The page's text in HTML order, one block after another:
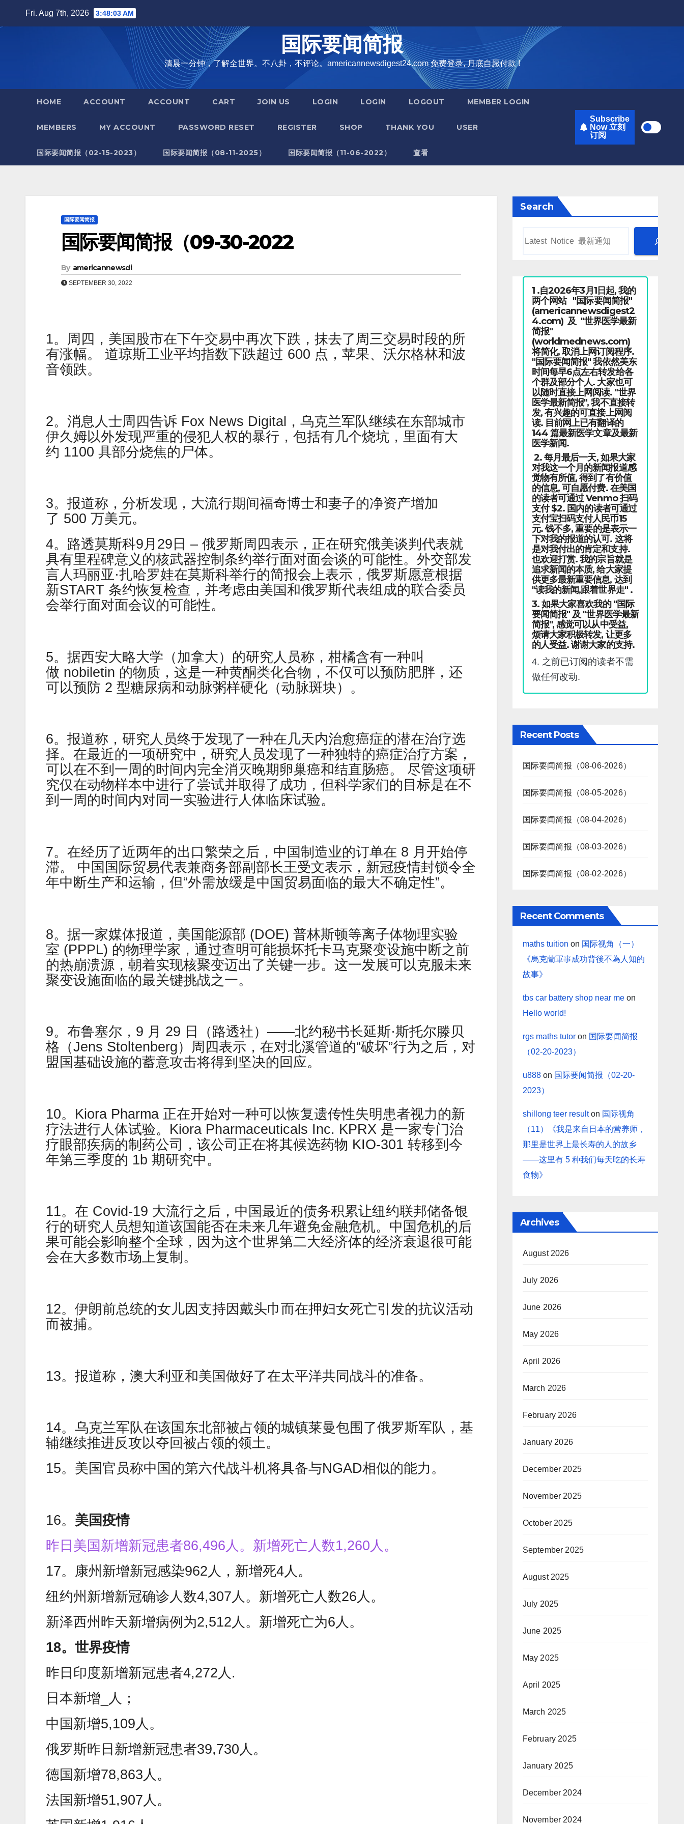
Fri. Aug 7th, 2026 3:48:04 AM
国际要闻简报
清晨一分钟，了解全世界。不八卦，不评论。americannewsdigest24.com 免费登录, 月底自愿付款 !
HOME ACCOUNT ACCOUNT CART JOIN US LOGIN LOGIN LOGOUT MEMBER LOGIN
MEMBERS MY ACCOUNT PASSWORD RESET REGISTER SHOP THANK YOU USER
国际要闻简报（02-15-2023） 国际要闻简报（08-11-2025） 国际要闻简报（11-06-2022） 查看
Subscribe
Now 立刻
订阅
国际要闻简报
国际要闻简报（09-30-2022
By americannewsdi
SEPTEMBER 30, 2022
1。周四，美国股市在下午交易中再次下跌，抹去了周三交易时段的所
有涨幅。 道琼斯工业平均指数下跌超过 600 点，苹果、沃尔格林和波
音领跌。
2。消息人士周四告诉 Fox News Digital，乌克兰军队继续在东部城市
伊久姆以外发现严重的侵犯人权的暴行，包括有几个烧坑，里面有大
约 1100 具部分烧焦的尸体。
3。报道称，分析发现，大流行期间福奇博士和妻子的净资产增加
了 500 万美元。
4。路透莫斯科9月29日 – 俄罗斯周四表示，正在研究俄美谈判代表就
具有里程碑意义的核武器控制条约举行面对面会谈的可能性。外交部发
言人玛丽亚·扎哈罗娃在莫斯科举行的简报会上表示，俄罗斯愿意根据
新START 条约恢复检查，并考虑由美国和俄罗斯代表组成的联合委员
会举行面对面会议的可能性。
5。据西安大略大学（加拿大）的研究人员称，柑橘含有一种叫
做 nobiletin 的物质，这是一种黄酮类化合物，不仅可以预防肥胖，还
可以预防 2 型糖尿病和动脉粥样硬化（动脉斑块）。
6。报道称，研究人员终于发现了一种在几天内治愈癌症的潜在治疗选
择。在最近的一项研究中，研究人员发现了一种独特的癌症治疗方案，
可以在不到一周的时间内完全消灭晚期卵巢癌和结直肠癌。 尽管这项研
究仅在动物样本中进行了尝试并取得了成功，但科学家们的目标是在不
到一周的时间内对同一实验进行人体临床试验。
7。在经历了近两年的出口繁荣之后，中国制造业的订单在 8 月开始停
滞。 中国国际贸易代表兼商务部副部长王受文表示，新冠疫情封锁令全
年中断生产和运输，但“外需放缓是中国贸易面临的最大不确定性”。
8。据一家媒体报道，美国能源部 (DOE) 普林斯顿等离子体物理实验
室 (PPPL) 的物理学家，通过查明可能损坏托卡马克聚变设施中断之前
的热崩溃源，朝着实现核聚变迈出了关键一步。这一发展可以克服未来
聚变设施面临的最关键挑战之一。
9。布鲁塞尔，9 月 29 日（路透社）——北约秘书长延斯·斯托尔滕贝
格（Jens Stoltenberg）周四表示，在对北溪管道的“破坏”行为之后，对
盟国基础设施的蓄意攻击将得到坚决的回应。
10。Kiora Pharma 正在开始对一种可以恢复遗传性失明患者视力的新
疗法进行人体试验。Kiora Pharmaceuticals Inc. KPRX 是一家专门治
疗眼部疾病的制药公司，该公司正在将其候选药物 KIO-301 转移到今
年第三季度的 1b 期研究中。
11。在 Covid-19 大流行之后，中国最近的债务积累让纽约联邦储备银
行的研究人员想知道该国能否在未来几年避免金融危机。中国危机的后
果可能会影响整个全球，因为这个世界第二大经济体的经济衰退很可能
会在大多数市场上复制。
12。伊朗前总统的女儿因支持因戴头巾而在押妇女死亡引发的抗议活动
而被捕。
13。报道称，澳大利亚和美国做好了在太平洋共同战斗的准备。
14。乌克兰军队在该国东北部被占领的城镇莱曼包围了俄罗斯军队，基
辅继续推进反攻以夺回被占领的领土。
15。美国官员称中国的第六代战斗机将具备与NGAD相似的能力。
16。 美国疫情
昨日美国新增新冠患者86,496人。新增死亡人数1,260人。
17。康州新增新冠感染962人，新增死4人。
纽约州新增新冠确诊人数4,307人。新增死亡人数26人。
新泽西州昨天新增病例为2,512人。新增死亡为6人。
18。世界疫情
昨日印度新增新冠患者4,272人.
日本新增_人；
中国新增5,109人。
俄罗斯昨日新增新冠患者39,730人。
德国新增78,863人。
法国新增51,907人。
Search
1 .自2026年3月1日起, 我的
两个网站 "国际要闻简报"
(americannewsdigest2
4.com) 及 "世界医学最新
简报"
(worldmednews.com)
将简化, 取消上网订阅程序.
"国际要闻简报" 我依然美东
时间每早6点左右转发给各
个群及部分个人. 大家也可
以随时直接上网阅读. "世界
医学最新简报", 我不直接转
发, 有兴趣的可直接上网阅
读. 目前网上已有翻译的
144 篇最新医学文章及最新
医学新闻.
2. 每月最后一天, 如果大家
对我这一个月的新闻报道感
觉物有所值, 得到了有价值
的信息, 可自愿付费. 在美国
的读者可通过 Venmo 扫码
支付 $2. 国内的读者可通过
支付宝扫码支付人民币15
元. 钱不多, 重要的是表示一
下对我的报道的认可. 这将
是对我付出的肯定和支持.
也欢迎打赏. 我的宗旨就是
追求新闻的本质, 给大家提
供更多最新重要信息, 达到
"读我的新闻,跟着世界走" .
3. 如果大家喜欢我的 "国际
要闻简报" 及 "世界医学最新
简报", 感觉可以从中受益,
烦请大家积极转发, 让更多
的人受益. 谢谢大家的支持.
4. 之前已订阅的读者不需
做任何改动.
Recent Posts
国际要闻简报（08-06-2026）
国际要闻简报（08-05-2026）
国际要闻简报（08-04-2026）
国际要闻简报（08-03-2026）
国际要闻简报（08-02-2026）
Recent Comments
maths tuition on 国际视角（一）
《烏克蘭軍事成功背後不為人知的
故事》
tbs car battery shop near meon
Hello world!
rgs maths tutoron 国际要闻简报
（02-20-2023）
u888on 国际要闻简报（02-20-
2023）
shillong teer resulton 国际视角
（11）《我是来自日本的营养师，
那里是世界上最长寿的人的故乡
——这里有 5 种我们每天吃的长寿
食物》
Archives
August 2026
July 2026
June 2026
May 2026
April 2026
March 2026
February 2026
January 2026
December 2025
November 2025
October 2025
September 2025
August 2025
July 2025
June 2025
May 2025
April 2025
March 2025
February 2025
January 2025
December 2024
November 2024